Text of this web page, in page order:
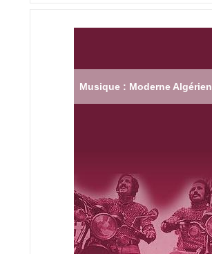
Musique : Moderne Algérien